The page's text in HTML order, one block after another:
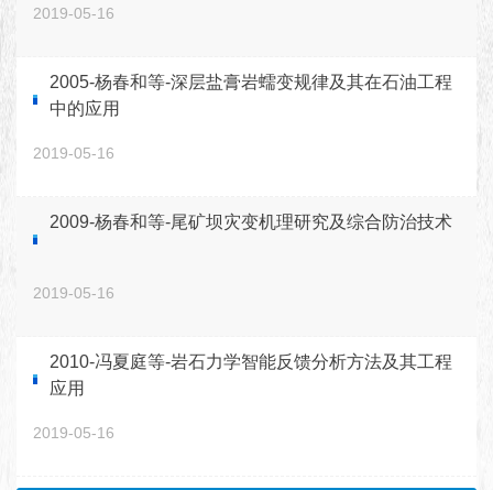
2019-05-16
2005-杨春和等-深层盐膏岩蠕变规律及其在石油工程
中的应用
2019-05-16
2009-杨春和等-尾矿坝灾变机理研究及综合防治技术
2019-05-16
2010-冯夏庭等-岩石力学智能反馈分析方法及其工程
应用
2019-05-16